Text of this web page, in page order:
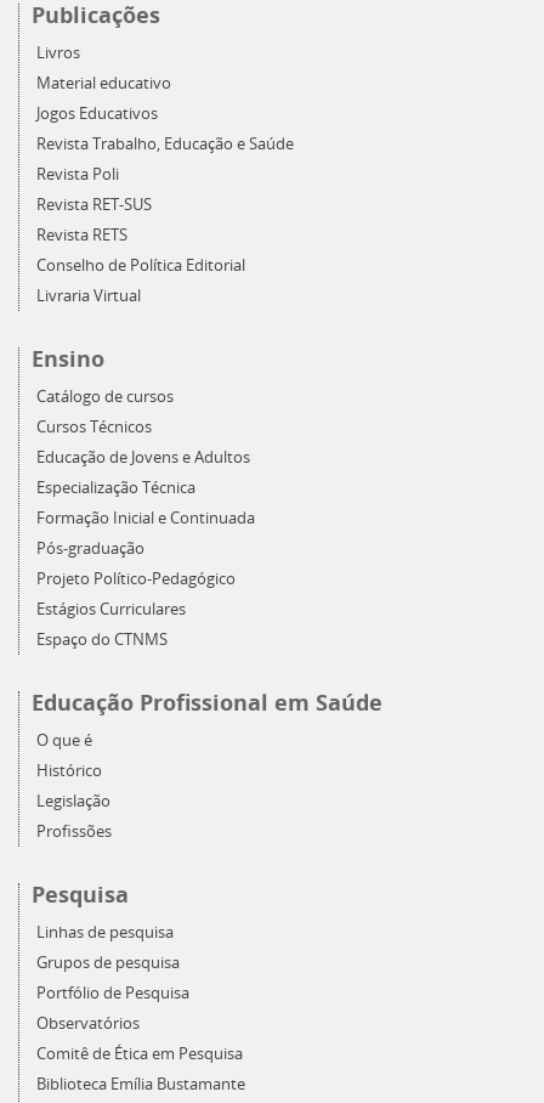
Publicações
Livros
Material educativo
Jogos Educativos
Revista Trabalho, Educação e Saúde
Revista Poli
Revista RET-SUS
Revista RETS
Conselho de Política Editorial
Livraria Virtual
Ensino
Catálogo de cursos
Cursos Técnicos
Educação de Jovens e Adultos
Especialização Técnica
Formação Inicial e Continuada
Pós-graduação
Projeto Político-Pedagógico
Estágios Curriculares
Espaço do CTNMS
Educação Profissional em Saúde
O que é
Histórico
Legislação
Profissões
Pesquisa
Linhas de pesquisa
Grupos de pesquisa
Portfólio de Pesquisa
Observatórios
Comitê de Ética em Pesquisa
Biblioteca Emília Bustamante